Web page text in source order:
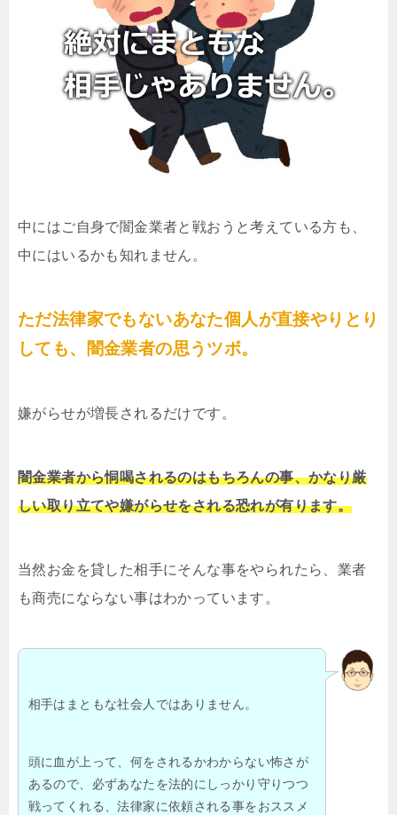
中にはご自身で闇金業者と戦おうと考えている方も、
中にはいるかも知れません。
ただ法律家でもないあなた個人が直接やりとり
しても、闇金業者の思うツボ。
嫌がらせが増長されるだけです。
闇金業者から恫喝されるのはもちろんの事、かなり厳
しい取り立てや嫌がらせをされる恐れが有ります。
当然お金を貸した相手にそんな事をやられたら、業者
も商売にならない事はわかっています。
相手はまともな社会人ではありません。
頭に血が上って、何をされるかわからない怖さが
あるので、必ずあなたを法的にしっかり守りつつ
戦ってくれる、法律家に依頼される事をおススメ